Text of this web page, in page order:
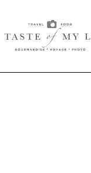
taste